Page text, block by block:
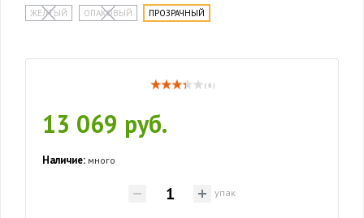
ЖЕЛТЫЙ ОПАКОВЫЙ ПРОЗРАЧНЫЙ
( 6 )
13 069 руб.
Наличие: много
упак